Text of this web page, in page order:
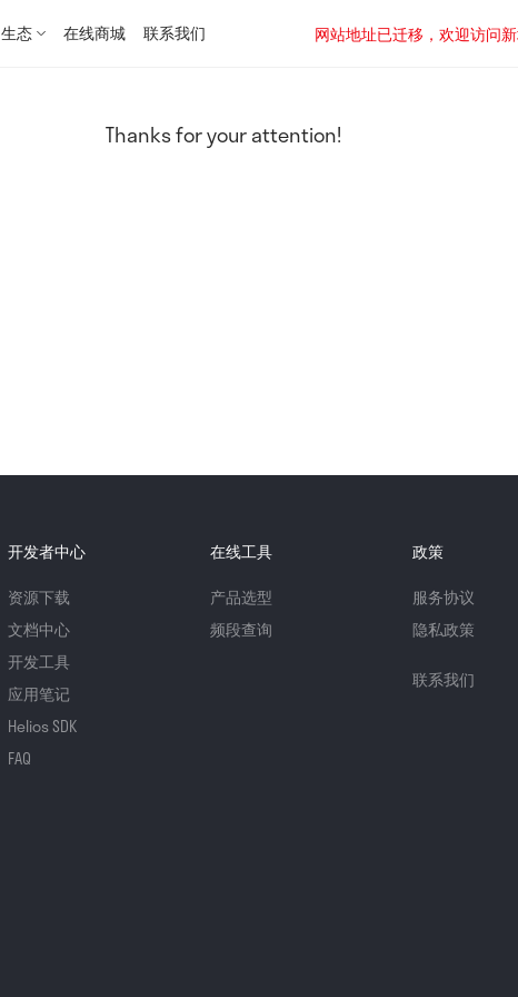
生态 在线商城 联系我们
网站地址已迁移，欢迎访问
Thanks for your attention!
开发者中心
资源下载
文档中心
开发工具
应用笔记
Helios SDK
FAQ
在线工具
产品选型
频段查询
政策
服务协议
隐私政策
联系我们